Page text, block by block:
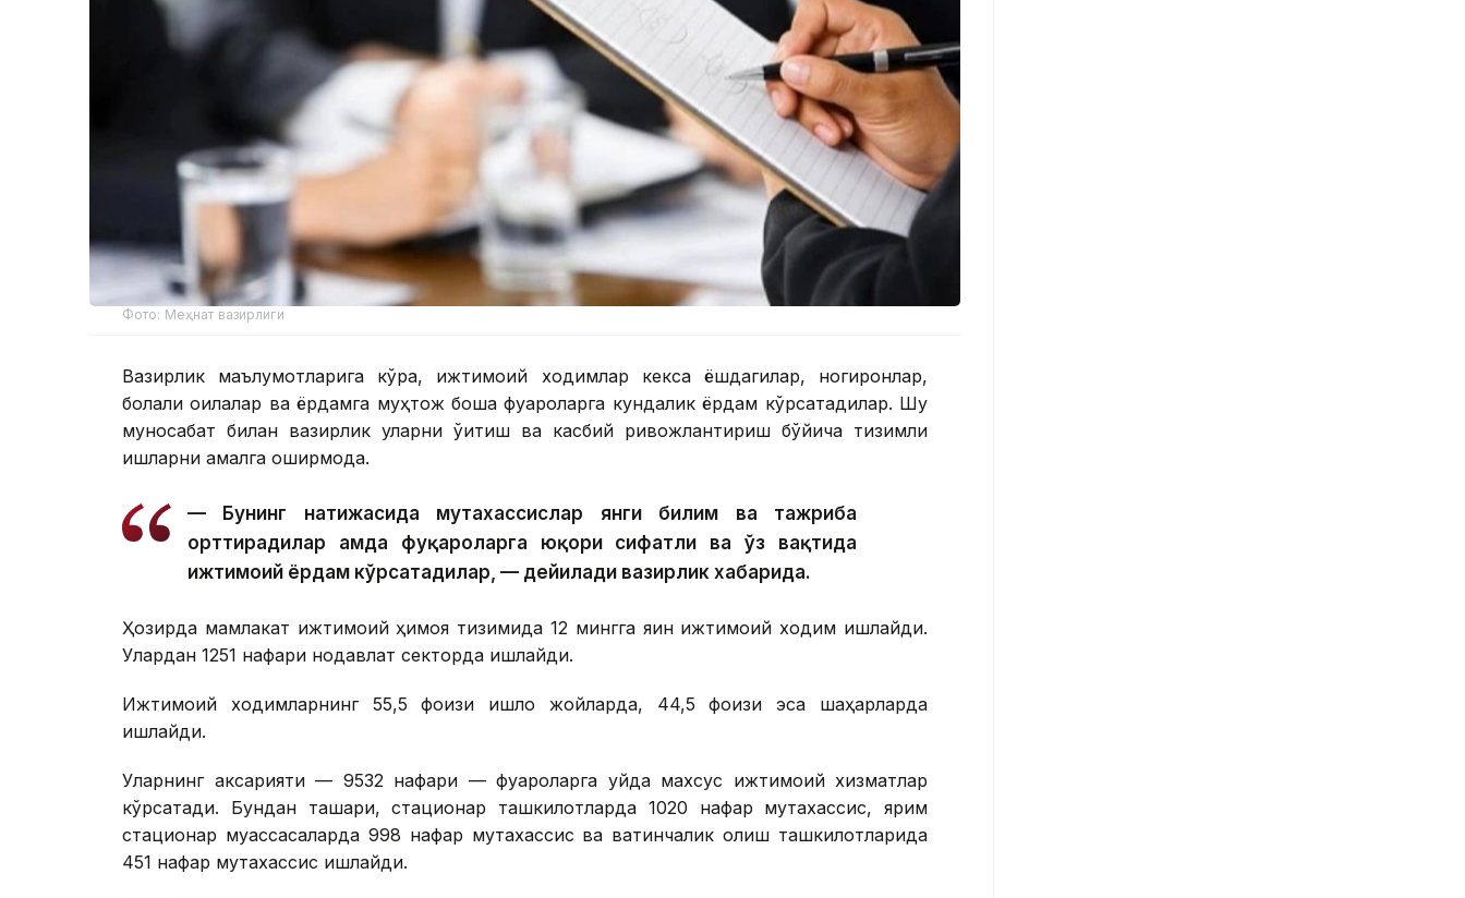
Фото: Меҳнат вазирлиги
Вазирлик маълумотларига кўра, ижтимоий ходимлар кекса ёшдагилар, ногиронлар,
болали оилалар ва ёрдамга муҳтож бошқа фуқароларга кундалик ёрдам кўрсатадилар. Шу
муносабат билан вазирлик уларни ўқитиш ва касбий ривожлантириш бўйича тизимли
ишларни амалга оширмоқда.
— Бунинг натижасида мутахассислар янги билим ва тажриба
орттирадилар ҳамда фуқароларга юқори сифатли ва ўз вақтида
ижтимоий ёрдам кўрсатадилар, — дейилади вазирлик хабарида.
Ҳозирда мамлакат ижтимоий ҳимоя тизимида 12 мингга яқин ижтимоий ходим ишлайди.
Улардан 1251 нафари нодавлат секторда ишлайди.
Ижтимоий ходимларнинг 55,5 фоизи қишлоқ жойларда, 44,5 фоизи эса шаҳарларда
ишлайди.
Уларнинг аксарияти — 9532 нафари — фуқароларга уйда махсус ижтимоий хизматлар
кўрсатади. Бундан ташқари, стационар ташкилотларда 1020 нафар мутахассис, ярим
стационар муассасаларда 998 нафар мутахассис ва вақтинчалик қолиш ташкилотларида
451 нафар мутахассис ишлайди.